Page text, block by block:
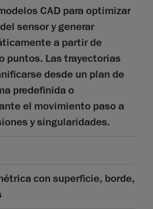
CAD para optimizar
sensor y generar
a partir de
puntos. Las trayectorias
desde un plan de
predefinida o
el movimiento paso a
y singularidades.
con superficie, borde,